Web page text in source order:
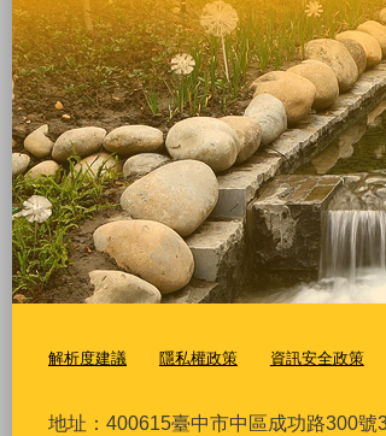
解析度建議 隱私權政策 資訊安全政策
地址：400615臺中市中區成功路300號